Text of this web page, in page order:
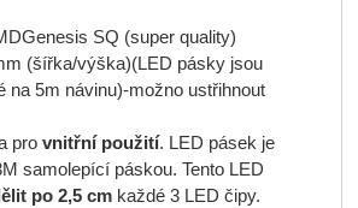
SQ (super quality)
(šířka/výška)(LED pásky jsou
na 5m návinu)-možno ustřihnout
provnitřní použití. LED pásek je
samolepící páskou. Tento LED
po 2,5 cmkaždé 3 LED čipy.